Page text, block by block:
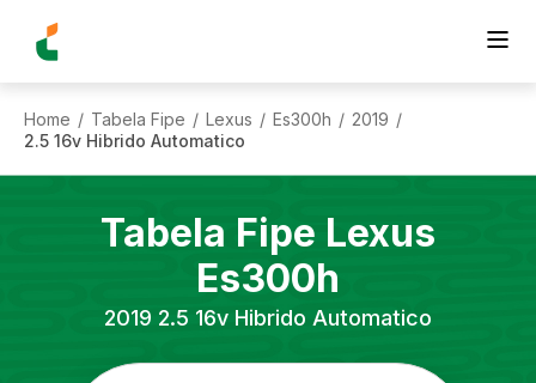
Home / Tabela Fipe / Lexus / Es300h / 2019 /
2.5 16v Hibrido Automatico
Tabela Fipe Lexus
Es300h
2019 2.5 16v Hibrido Automatico